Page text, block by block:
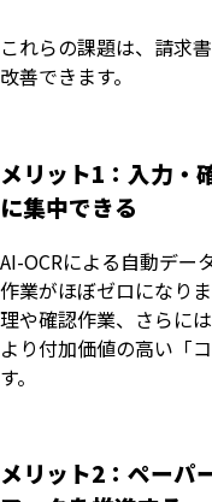
これらの課題は、請求
改善できます。
メリット1：入力・
に集中できる
AI-OCRによる自動デー
作業がほぼゼロになり
理や確認作業、さらに
より付加価値の高い「
す。
メリット2：ペーパ